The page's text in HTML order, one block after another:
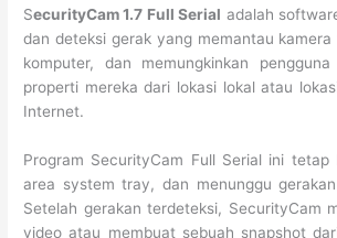
SecurityCam 1.7 Full Serial adalah
dan deteksi gerak yang memantau
komputer, dan memungkinkan
properti mereka dari lokasi lokal atau
Internet.
Program SecurityCam Full Serial ini
area system tray, dan menunggu
Setelah gerakan terdeteksi, SecurityCam
video atau membuat sebuah snapshot